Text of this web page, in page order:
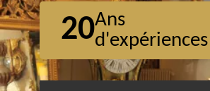
20Ans
d'expériences